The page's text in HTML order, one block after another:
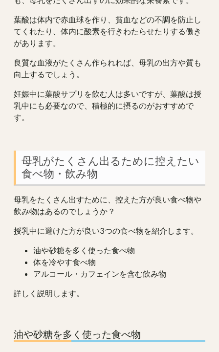
葉酸は体内で赤血球を作り、貧血などの不調を防止し
てくれたり、体内に酸素を行きわたらせたりする働き
があります。
良質な血液がたくさん作られれば、母乳の出方や質も
向上するでしょう。
妊娠中に葉酸サプリを飲む人は多いですが、葉酸は授
乳中にも必要なので、積極的に摂るのがおすすめで
す。
母乳がたくさん出るために控えたい
食べ物・飲み物
母乳をたくさん出すために、控えた方が良い食べ物や
飲み物はあるのでしょうか？
授乳中に避けた方が良い3つの食べ物を紹介します。
油や砂糖を多く使った食べ物
体を冷やす食べ物
アルコール・カフェインを含む飲み物
詳しく説明します。
油や砂糖を多く使った食べ物